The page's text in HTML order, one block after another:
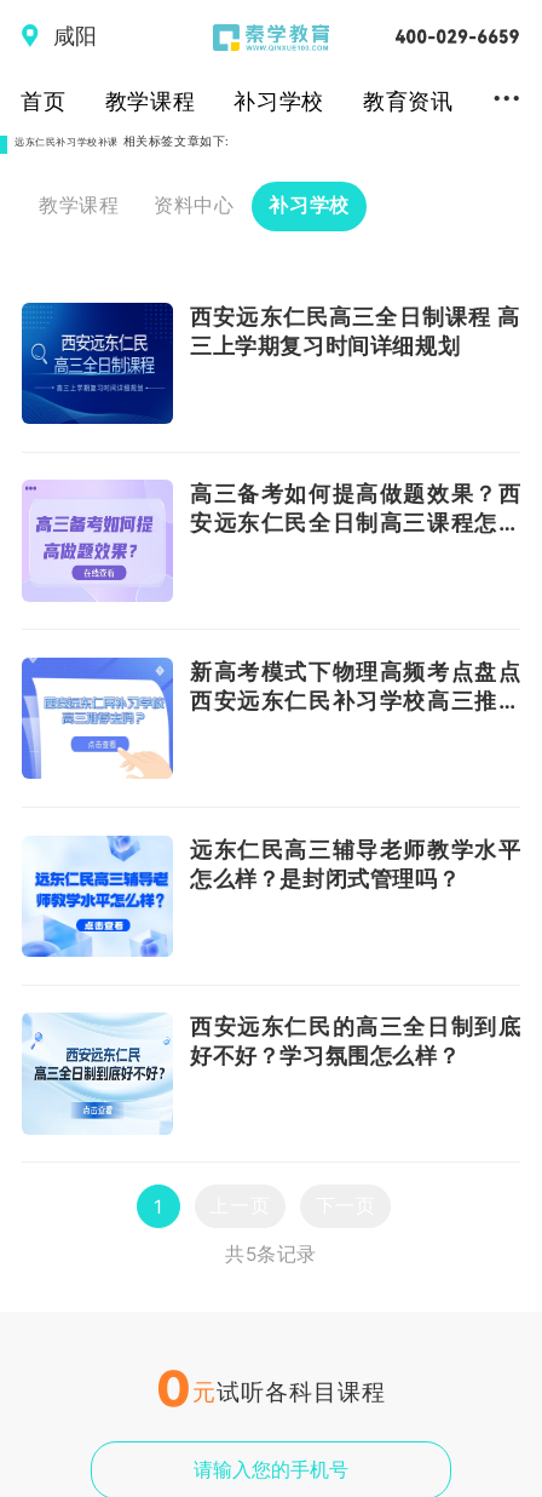
咸阳
首页 教学课程 补习学校 教育资讯 ...
远东仁民补习学校补课 相关标签文章如下:
教学课程 资料中心 补习学校
西安远东仁民高三全日制课程 高
三上学期复习时间详细规划
高三备考如何提高做题效果？西
安远东仁民全日制高三课程怎么
新高考模式下物理高频考点盘点
西安远东仁民补习学校高三推荐
远东仁民高三辅导老师教学水平
怎么样？是封闭式管理吗？
西安远东仁民的高三全日制到底
好不好？学习氛围怎么样？
1
共5条记录
0元试听各科目课程